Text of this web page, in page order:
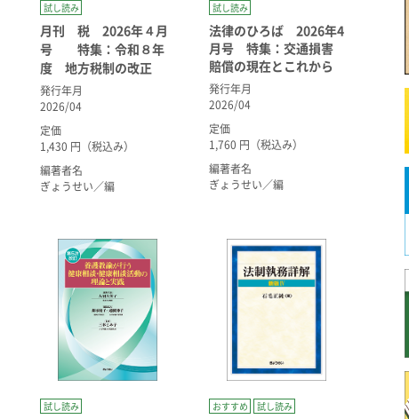
試し読み
月刊 税 2026年４月
号 特集：令和８年
度 地方税制の改正
発行年月
2026/04
定価
1,430 円（税込み）
編著者名
ぎょうせい／編
試し読み
法律のひろば 2026年4
月号 特集：交通損害
賠償の現在とこれから
発行年月
2026/04
定価
1,760 円（税込み）
編著者名
ぎょうせい／編
試し読み おすすめ 試し読み